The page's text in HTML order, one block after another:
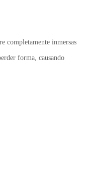
completamente inmersas
forma, causando